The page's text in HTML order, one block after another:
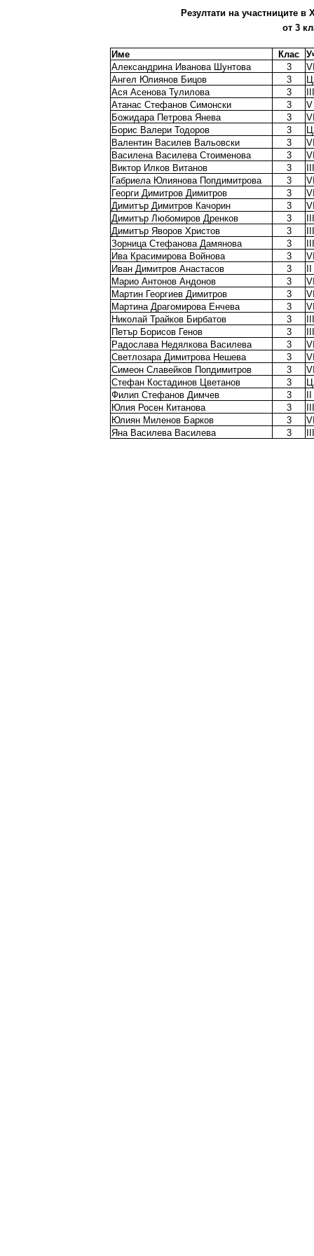
Резултати на участниците
от 3
Име Клас
Александрина Иванова Шунтова
3
Ангел Юлиянов Бицов
3
Ася Асенова Тулилова
3
Атанас Стефанов Симонски
3
Божидара Петрова Янева
3
Борис Валери Тодоров
3
Валентин Василев Вальовски
3
Василена Василева Стоименова
3
Виктор Илков Витанов
3
Габриела Юлиянова Попдимитрова
3
Георги Димитров Димитров
3
Димитър Димитров Качорин
3
Димитър Любомиров Дренков
3
Димитър Яворов Христов
3
Зорница Стефанова Дамянова
3
Ива Красимирова Войнова
3
Иван Димитров Анастасов
3
Марио Антонов Андонов
3
Мартин Георгиев Димитров
3
Мартина Драгомирова Енчева
3
Николай Трайков Бирбатов
3
Петър Борисов Генов
3
Радослава Недялкова Василева
3
Светлозара Димитрова Нешева
3
Симеон Славейков Попдимитров
3
Стефан Костадинов Цветанов
3
Филип Стефанов Димчев
3
Юлия Росен Китанова
3
Юлиян Миленов Барков
3
Яна Василева Василева
3